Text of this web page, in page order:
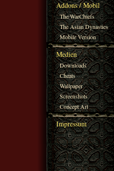
Addons / Mobil
The WarChiefs
The Asian Dynasties
Mobile Version
Medien
Downloads
Cheats
Wallpaper
Screenshots
Concept Art
Impressum